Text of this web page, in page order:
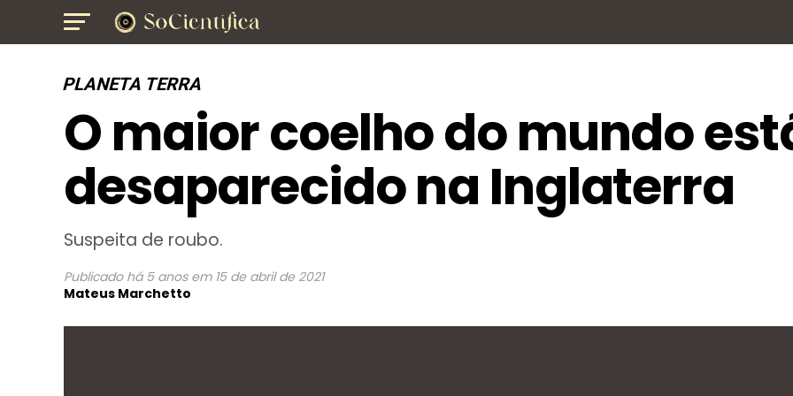
PLANETA TERRA
O maior coelho do mundo
desaparecido na Inglaterra
Suspeita de roubo.
Publicado há 5 anos em 15 de abril de 2021
Mateus Marchetto